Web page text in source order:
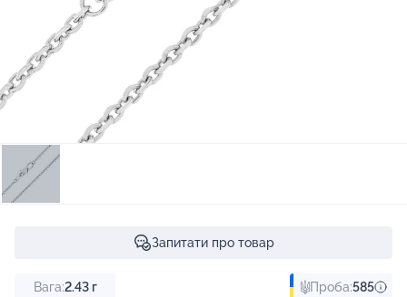
Запитати про товар
Вага:2.43г Проба:585